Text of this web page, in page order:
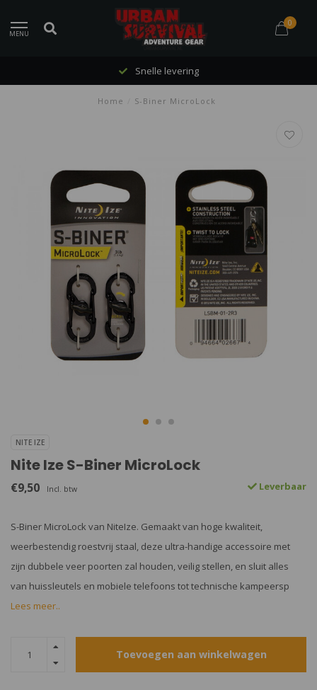
MENU
0
Snelle levering
Home S-Biner MicroLock
NITE IZE
Nite Ize S-Biner MicroLock
€9,50 Incl. btw Leverbaar
S-Biner MicroLock van NiteIze. Gemaakt van hoge kwaliteit,
weerbestendig roestvrij staal, deze ultra-handige accessoire met
zijn dubbele veer poorten zal houden, veilig stellen, en sluit alles
van huissleutels en mobiele telefoons tot technische kampeersp
Lees meer..
Toevoegen aan winkelwagen